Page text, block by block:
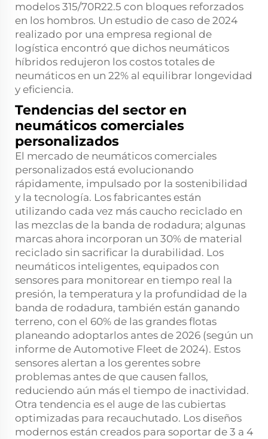
modelos 315/70R22.5 con bloques reforzados
en los hombros. Un estudio de caso de 2024
realizado por una empresa regional de
logística encontró que dichos neumáticos
híbridos redujeron los costos totales de
neumáticos en un 22% al equilibrar longevidad
y eficiencia.
Tendencias del sector en
neumáticos comerciales
personalizados
El mercado de neumáticos comerciales
personalizados está evolucionando
rápidamente, impulsado por la sostenibilidad
y la tecnología. Los fabricantes están
utilizando cada vez más caucho reciclado en
las mezclas de la banda de rodadura; algunas
marcas ahora incorporan un 30% de material
reciclado sin sacrificar la durabilidad. Los
neumáticos inteligentes, equipados con
sensores para monitorear en tiempo real la
presión, la temperatura y la profundidad de la
banda de rodadura, también están ganando
terreno, con el 60% de las grandes flotas
planeando adoptarlos antes de 2026 (según un
informe de Automotive Fleet de 2024). Estos
sensores alertan a los gerentes sobre
problemas antes de que causen fallos,
reduciendo aún más el tiempo de inactividad.
Otra tendencia es el auge de las cubiertas
optimizadas para recauchutado. Los diseños
modernos están creados para soportar de 3 a 4